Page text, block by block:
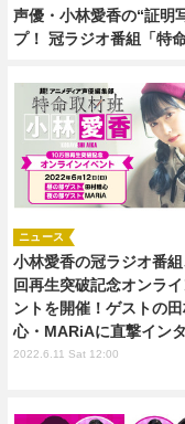
声優・小林愛香の“証明
プ！ 冠ラジオ番組「特
小林愛香の冠ラジオ番
回再生突破記念オンラ
ントを開催！ゲストの
心・MARiAに直撃イン
ニュース
2022.6.11 Sat 12:00